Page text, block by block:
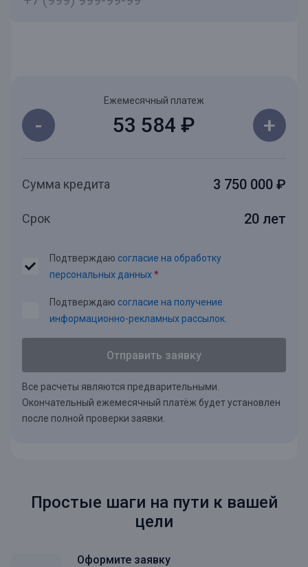
Ежемесячный платеж
- 53 584 ₽ +
Сумма кредита 3 750 000 ₽
Срок 20 лет
Подтверждаю согласие на обработку
персональных данных*
Подтверждаю согласие на получение
информационно-рекламных рассылок.
Отправить заявку
Все расчеты являются предварительными.
Окончательный ежемесячный платёж будет установлен
после полной проверки заявки.
Простые шаги на пути к вашей
цели
Оформите заявку